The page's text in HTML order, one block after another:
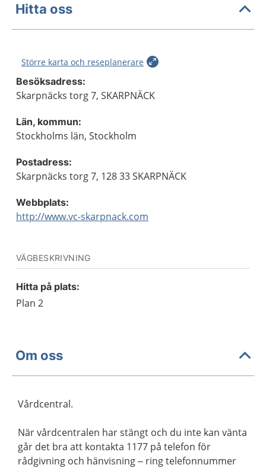
Hitta oss
Större karta och reseplanerare
Besöksadress:
Skarpnäcks torg 7, SKARPNÄCK
Län, kommun:
Stockholms län, Stockholm
Postadress:
Skarpnäcks torg 7, 128 33 SKARPNÄCK
Webbplats:
http://www.vc-skarpnack.com
VÄGBESKRIVNING
Hitta på plats:
Plan 2
Om oss
Vårdcentral.
När vårdcentralen har stängt och du inte kan vänta
går det bra att kontakta 1177 på telefon för
rådgivning och hänvisning – ring telefonnummer